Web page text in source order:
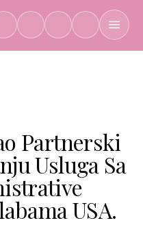
Partnerski
Usluga Sa
USA.